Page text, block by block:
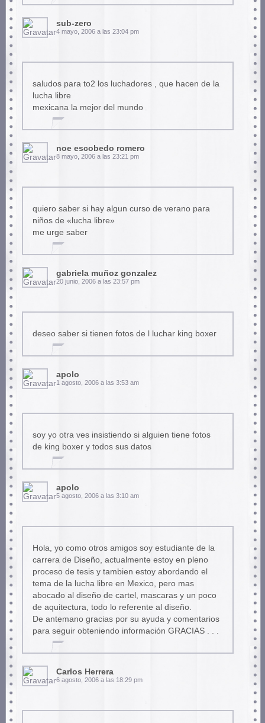
sub-zero
4 mayo, 2006 a las 23:04 pm
saludos para to2 los luchadores , que hacen de la
lucha libre
mexicana la mejor del mundo
noe escobedo romero
8 mayo, 2006 a las 23:21 pm
quiero saber si hay algun curso de verano para
niños de «lucha libre»
me urge saber
gabriela muñoz gonzalez
20 junio, 2006 a las 23:57 pm
deseo saber si tienen fotos de l luchar king boxer
apolo
1 agosto, 2006 a las 3:53 am
soy yo otra ves insistiendo si alguien tiene fotos
de king boxer y todos sus datos
apolo
5 agosto, 2006 a las 3:10 am
Hola, yo como otros amigos soy estudiante de la
carrera de Diseño, actualmente estoy en pleno
proceso de tesis y tambien estoy abordando el
tema de la lucha libre en Mexico, pero mas
abocado al diseño de cartel, mascaras y un poco
de aquitectura, todo lo referente al diseño.
De antemano gracias por su ayuda y comentarios
para seguir obteniendo información GRACIAS . . .
Carlos Herrera
6 agosto, 2006 a las 18:29 pm